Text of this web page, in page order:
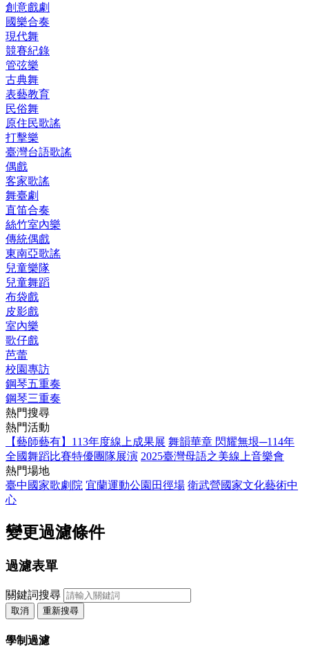
創意戲劇
國樂合奏
現代舞
競賽紀錄
管弦樂
古典舞
表藝教育
民俗舞
原住民歌謠
打擊樂
臺灣台語歌謠
偶戲
客家歌謠
舞臺劇
直笛合奏
絲竹室內樂
傳統偶戲
東南亞歌謠
兒童樂隊
兒童舞蹈
布袋戲
皮影戲
室內樂
歌仔戲
芭蕾
校園專訪
鋼琴五重奏
鋼琴三重奏
熱門搜尋
熱門活動
【藝師藝有】113年度線上成果展 舞韻華章 閃耀無垠─114年
全國舞蹈比賽特優團隊展演 2025臺灣母語之美線上音樂會
熱門場地
臺中國家歌劇院 宜蘭運動公園田徑場 衛武營國家文化藝術中
心
變更過濾條件
過濾表單
關鍵詞搜尋
取消 重新搜尋
學制過濾